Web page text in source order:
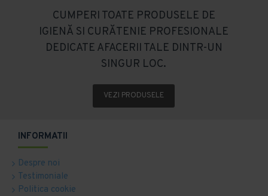
CUMPERI TOATE PRODUSELE DE
IGIENĂ SI CURĂTENIE PROFESIONALE
DEDICATE AFACERII TALE DINTR-UN
SINGUR LOC.
VEZI PRODUSELE
INFORMATII
Despre noi
Testimoniale
Politica cookie